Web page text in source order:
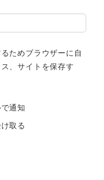
ためブラウザーに自
、サイトを保存す
通知
取る